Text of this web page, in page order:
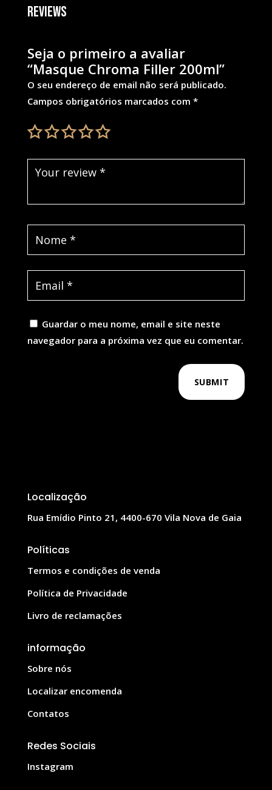
Reviews
Seja o primeiro a avaliar
“Masque Chroma Filler 200ml”
O seu endereço de email não será publicado.
Campos obrigatórios marcados com *
Guardar o meu nome, email e site neste
navegador para a próxima vez que eu comentar.
SUBMIT
Localização
Rua Emídio Pinto 21, 4400-670 Vila Nova de Gaia
Políticas
Termos e condições de venda
Política de Privacidade
Livro de reclamações
informação
Sobre nós
Localizar encomenda
Contatos
Redes Sociais
Instagram